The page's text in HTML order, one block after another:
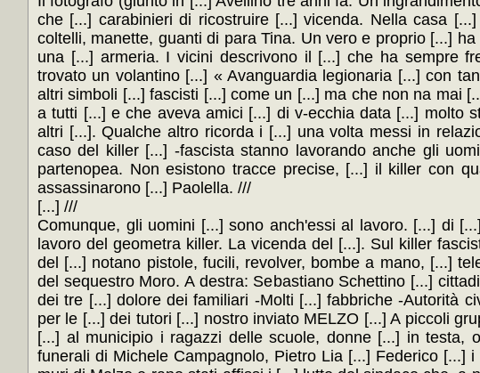
che [...] carabinieri di ricostruire [...] vicenda. Nella casa
coltelli, manette, guanti di para Tina. Un vero e proprio [...]
una [...] armeria. I vicini descrivono il [...] che ha sempre
trovato un volantino [...] « Avanguardia legionaria [...] con
altri simboli [...] fascisti [...] come un [...] ma che non na mai
a tutti [...] e che aveva amici [...] di v-ecchia data [...] molto
altri [...]. Qualche altro ricorda i [...] una volta messi in
caso del killer [...] -fascista stanno lavorando anche gli
partenopea. Non esistono tracce precise, [...] il killer con
assassinarono [...] Paolella. ///
[...] ///
Comunque, gli uomini [...] sono anch'essi al lavoro. [...] di
lavoro del geometra killer. La vicenda del [...]. Sul killer
del [...] notano pistole, fucili, revolver, bombe a mano, [...]
del sequestro Moro. A destra: Sebastiano Schettino [...]
dei tre [...] dolore dei familiari -Molti [...] fabbriche -Autorità
per le [...] dei tutori [...] nostro inviato MELZO [...] A piccoli
[...] al municipio i ragazzi delle scuole, donne [...] in testa,
funerali di Michele Campagnolo, Pietro Lia [...] Federico [...]